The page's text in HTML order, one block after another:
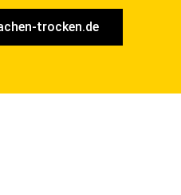
trocken.de